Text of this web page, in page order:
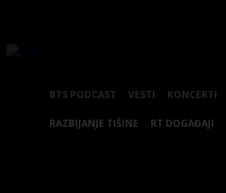
BTS PODCAST VESTI KONCERTI
RAZBIJANJE TIŠINE RT DOGAĐAJI